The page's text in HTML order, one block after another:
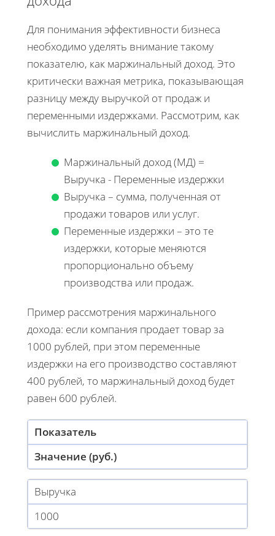
Для понимания эффективности бизнеса
необходимо уделять внимание такому
показателю, как маржинальный доход. Это
критически важная метрика, показывающая
разницу между выручкой от продаж и
переменными издержками. Рассмотрим, как
вычислить маржинальный доход.
Маржинальный доход (МД) =
Выручка - Переменные издержки
Выручка – сумма, полученная от
продажи товаров или услуг.
Переменные издержки – это те
издержки, которые меняются
пропорционально объему
производства или продаж.
Пример рассмотрения маржинального
дохода: если компания продает товар за
1000 рублей, при этом переменные
издержки на его производство составляют
400 рублей, то маржинальный доход будет
равен 600 рублей.
Показатель
Значение (руб.)
Выручка
1000